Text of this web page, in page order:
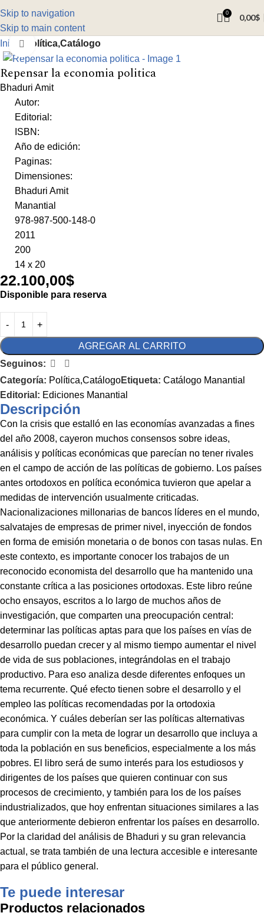
Skip to navigation
Skip to main content
0 0,00$
Inicio Política,Catálogo
Click to enlarge
Repensar la economia politica
Bhaduri Amit
Autor:
Editorial:
ISBN:
Año de edición:
Paginas:
Dimensiones:
Bhaduri Amit
Manantial
978-987-500-148-0
2011
200
14 x 20
22.100,00$
Disponible para reserva
AGREGAR AL CARRITO
Seguinos:
Categoría: Política,CatálogoEtiqueta: Catálogo Manantial
Editorial: Ediciones Manantial
Descripción
Con la crisis que estalló en las economías avanzadas a fines
del año 2008, cayeron muchos consensos sobre ideas,
análisis y políticas económicas que parecían no tener rivales
en el campo de acción de las políticas de gobierno. Los países
antes ortodoxos en política económica tuvieron que apelar a
medidas de intervención usualmente criticadas.
Nacionalizaciones millonarias de bancos líderes en el mundo,
salvatajes de empresas de primer nivel, inyección de fondos
en forma de emisión monetaria o de bonos con tasas nulas. En
este contexto, es importante conocer los trabajos de un
reconocido economista del desarrollo que ha mantenido una
constante crítica a las posiciones ortodoxas. Este libro reúne
ocho ensayos, escritos a lo largo de muchos años de
investigación, que comparten una preocupación central:
determinar las políticas aptas para que los países en vías de
desarrollo puedan crecer y al mismo tiempo aumentar el nivel
de vida de sus poblaciones, integrándolas en el trabajo
productivo. Para eso analiza desde diferentes enfoques un
tema recurrente. Qué efecto tienen sobre el desarrollo y el
empleo las políticas recomendadas por la ortodoxia
económica. Y cuáles deberían ser las políticas alternativas
para cumplir con la meta de lograr un desarrollo que incluya a
toda la población en sus beneficios, especialmente a los más
pobres. El libro será de sumo interés para los estudiosos y
dirigentes de los países que quieren continuar con sus
procesos de crecimiento, y también para los de los países
industrializados, que hoy enfrentan situaciones similares a las
que anteriormente debieron enfrentar los países en desarrollo.
Por la claridad del análisis de Bhaduri y su gran relevancia
actual, se trata también de una lectura accesible e interesante
para el público general.
Te puede interesar
Productos relacionados